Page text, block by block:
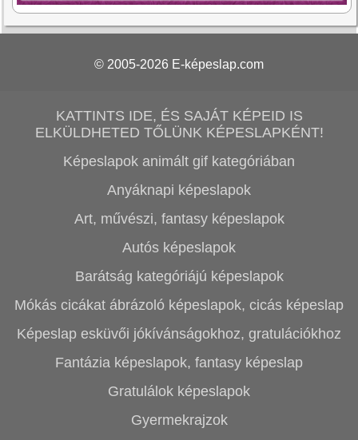
© 2005-2026 E-képeslap.com
KATTINTS IDE, ÉS SAJÁT KÉPEID IS
ELKÜLDHETED TŐLÜNK KÉPESLAPKÉNT!
Képeslapok animált gif kategóriában
Anyáknapi képeslapok
Art, művészi, fantasy képeslapok
Autós képeslapok
Barátság kategóriájú képeslapok
Mókás cicákat ábrázoló képeslapok, cicás képeslap
Képeslap esküvői jókívánságokhoz, gratulációkhoz
Fantázia képeslapok, fantasy képeslap
Gratulálok képeslapok
Gyermekrajzok